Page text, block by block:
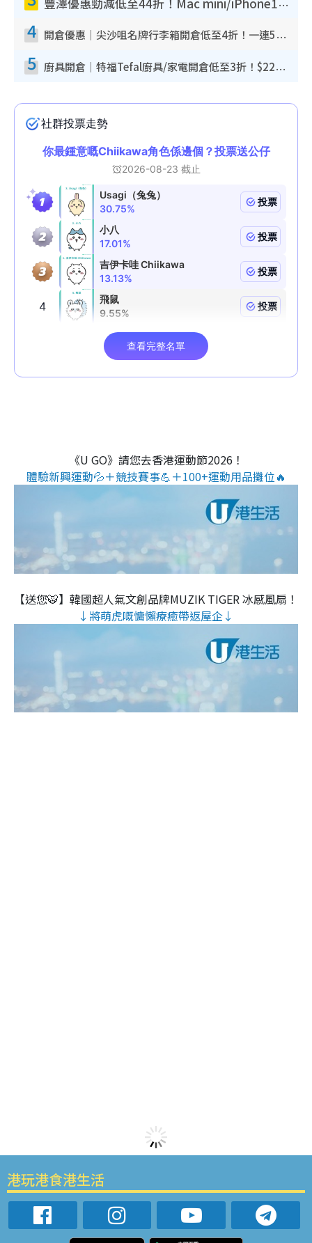
豐澤優惠勁減低至44折！Mac mini/iPhone17Pro大減價！廚房家電$220起
4 開倉優惠｜尖沙咀名牌行李箱開倉低至4折！一連5日 American Tourister/ace./Hallmark $200起！
5 廚具開倉｜特福Tefal廚具/家電開倉低至3折！$220起買平底鍋/炒鑊/湯煲！電飯煲/吸塵機/燙斗$418起
《U GO》請您去香港運動節2026！
體驗新興運動💦＋競技賽事💪＋100+運動用品攤位🔥
【送您🐯】韓國超人氣文創品牌MUZIK TIGER 冰感風扇！
↓將萌虎嘅慵懶療癒帶返屋企↓
港玩港食港生活